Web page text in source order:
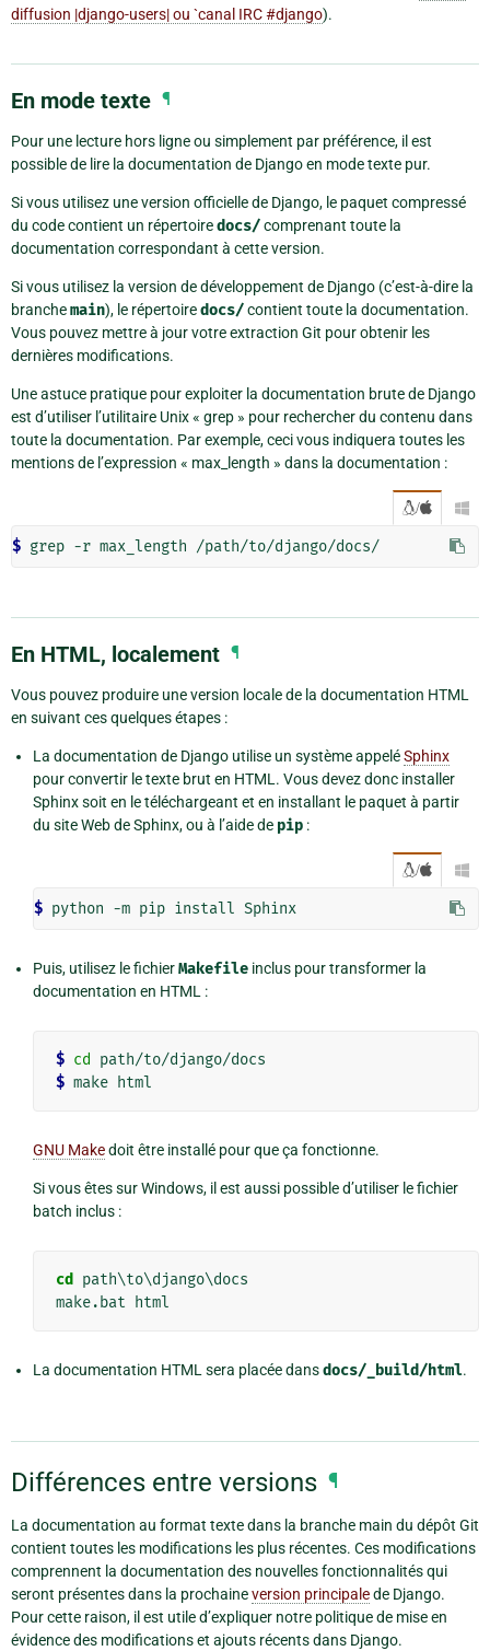
diffusion |django-users| ou `canal IRC #django).
En mode texte ¶
Pour une lecture hors ligne ou simplement par préférence, il est
possible de lire la documentation de Django en mode texte pur.
Si vous utilisez une version officielle de Django, le paquet compressé
du code contient un répertoiredocs/comprenant toute la
documentation correspondant à cette version.
Si vous utilisez la version de développement de Django (c’est-à-dire la
branchemain), le répertoiredocs/contient toute la documentation.
Vous pouvez mettre à jour votre extraction Git pour obtenir les
dernières modifications.
Une astuce pratique pour exploiter la documentation brute de Django
est d’utiliser l’utilitaire Unix « grep » pour rechercher du contenu dans
toute la documentation. Par exemple, ceci vous indiquera toutes les
mentions de l’expression « max_length » dans la documentation :
/ 
$
En HTML, localement ¶
Vous pouvez produire une version locale de la documentation HTML
en suivant ces quelques étapes :
La documentation de Django utilise un système appeléSphinx
pour convertir le texte brut en HTML. Vous devez donc installer
Sphinx soit en le téléchargeant et en installant le paquet à partir
du site Web de Sphinx, ou à l’aide de pip :
/ 
$
Puis, utilisez le fichierMakefile inclus pour transformer la
documentation en HTML :
$ cd
$
GNU Makedoit être installé pour que ça fonctionne.
Si vous êtes sur Windows, il est aussi possible d’utiliser le fichier
batch inclus :
cd
path\to\django\docs
La documentation HTML sera placée dansdocs/_build/html.
Différences entre versions ¶
La documentation au format texte dans la branche main du dépôt Git
contient toutes les modifications les plus récentes. Ces modifications
comprennent la documentation des nouvelles fonctionnalités qui
seront présentes dans la prochaineversion principalede Django.
Pour cette raison, il est utile d’expliquer notre politique de mise en
évidence des modifications et ajouts récents dans Django.